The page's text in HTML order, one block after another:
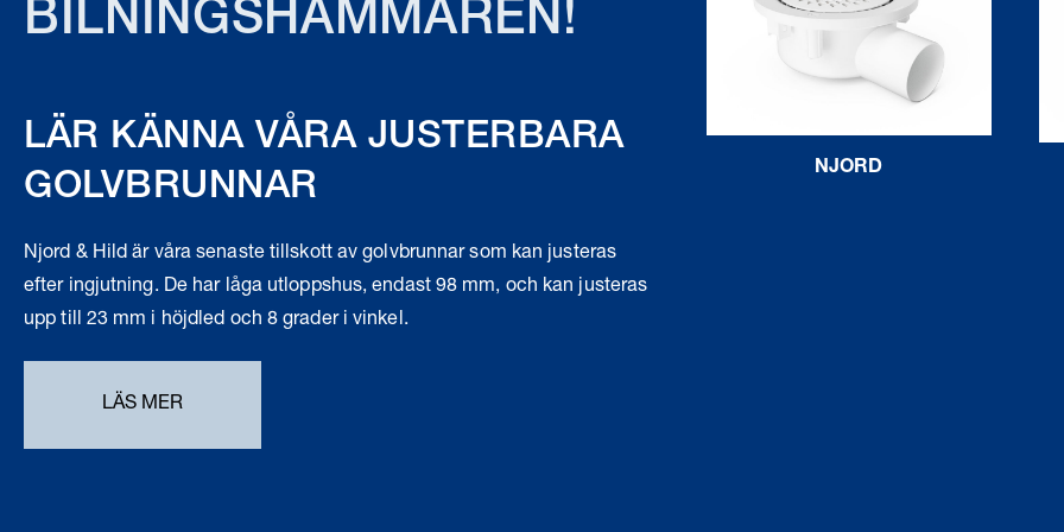
BILNINGSHAMMAREN!
LÄR KÄNNA VÅRA JUSTERBARA
GOLVBRUNNAR
Njord & Hild är våra senaste tillskott av golvbrunnar som kan justeras
efter ingjutning. De har låga utloppshus, endast 98 mm, och kan justeras
upp till 23 mm i höjdled och 8 grader i vinkel.
LÄS MER
NJORD